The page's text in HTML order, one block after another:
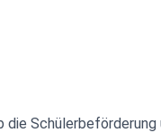
Schülerbeförderung